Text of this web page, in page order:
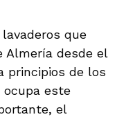
que
Almería desde el
principios de los
ocupa este
el